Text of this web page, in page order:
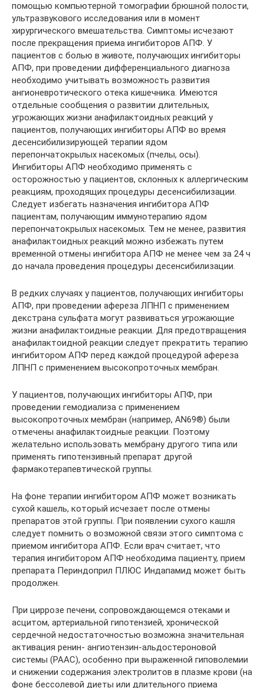
помощью компьютерной томографии брюшной полости,
ультразвукового исследования или в момент
хирургического вмешательства. Симптомы исчезают
после прекращения приема ингибиторов АПФ. У
пациентов с болью в животе, получающих ингибиторы
АПФ, при проведении дифференциального диагноза
необходимо учитывать возможность развития
ангионевротического отека кишечника. Имеются
отдельные сообщения о развитии длительных,
угрожающих жизни анафилактоидных реакций у
пациентов, получающих ингибиторы АПФ во время
десенсибилизирующей терапии ядом
перепончатокрылых насекомых (пчелы, осы).
Ингибиторы АПФ необходимо применять с
осторожностью у пациентов, склонных к аллергическим
реакциям, проходящих процедуры десенсибилизации.
Следует избегать назначения ингибитора АПФ
пациентам, получающим иммунотерапию ядом
перепончатокрылых насекомых. Тем не менее, развития
анафилактоидных реакций можно избежать путем
временной отмены ингибитора АПФ не менее чем за 24 ч
до начала проведения процедуры десенсибилизации.
В редких случаях у пациентов, получающих ингибиторы
АПФ, при проведении афереза ЛПНП с применением
декстрана сульфата могут развиваться угрожающие
жизни анафилактоидные реакции. Для предотвращения
анафилактоидной реакции следует прекратить терапию
ингибитором АПФ перед каждой процедурой афереза
ЛПНП с применением высокопроточных мембран.
У пациентов, получающих ингибиторы АПФ, при
проведении гемодиализа с применением
высокопроточных мембран (например, AN69®) были
отмечены анафилактоидные реакции. Поэтому
желательно использовать мембрану другого типа или
применять гипотензивный препарат другой
фармакотерапевтической группы.
На фоне терапии ингибитором АПФ может возникать
сухой кашель, который исчезает после отмены
препаратов этой группы. При появлении сухого кашля
следует помнить о возможной связи этого симптома с
приемом ингибитора АПФ. Если врач считает, что
терапия ингибитором АПФ необходима пациенту, прием
препарата Периндоприл ПЛЮС Индапамид может быть
продолжен.
При циррозе печени, сопровождающемся отеками и
асцитом, артериальной гипотензией, хронической
сердечной недостаточностью возможна значительная
активация ренин- ангиотензин-альдостероновой
системы (РААС), особенно при выраженной гиповолемии
и снижении содержания электролитов в плазме крови (на
фоне бессолевой диеты или длительного приема